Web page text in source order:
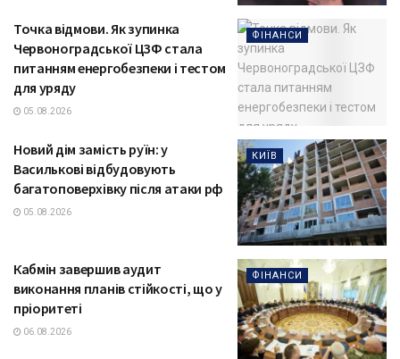
ФІНАНСИ
Точка відмови. Як зупинка
Червоноградської ЦЗФ стала
питанням енергобезпеки і тестом
для уряду
05.08.2026
КИЇВ
Новий дім замість руїн: у
Василькові відбудовують
багатоповерхівку після атаки рф
05.08.2026
ФІНАНСИ
Кабмін завершив аудит
виконання планів стійкості, що у
пріоритеті
06.08.2026